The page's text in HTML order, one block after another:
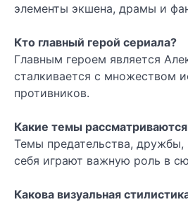
элементы экшена, драмы и
Кто главный герой сериала?
Главным героем является
сталкивается с множеством
противников.
Какие темы
Темы предательства,
себя играют важную роль в
Какова визуальная